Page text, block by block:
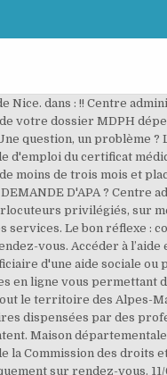
jeudis 24 et 31 décembre 2020. MDPH Actuellement sélectionn é. Accueil. Administration : vous voulez dématerialiser ? demarches-simplifiees.fr d-s.fr Aide; Un outil simple pour gérer les formulaires administratifs dématérialisés. 1. J'envoie mon dossier à la MDPH. Utiliser les touches Espace ou Entrée pour développer ou réduire les informations associées à chacun des titres Forum Droits et démarches - Maladies chroniques : Déménagement et mdph Obtenez des réponses à vos questions santé sur Carenity Des milliers de discussions. MDPH des Alpes-Maritimes (06) La Maison Départementale des Personnes Handicapées (MDPH) est un lieu unique destiné à faciliter les démarches des personnes handicapées. Nous Contacter; Mdph 06 Connexion. Ce nouveau service va faciliter l'accès de chacun à des renseignements en ligne personnalisés sur les aides qu'il est en droit de recevoir, de l'Allocation Personnalisée d'Autonomie à toutes les prestations apportant un soutien au quotidien. En utilisant mes Démarches 06 vous contribuez à diminuer l'utilisation du papier dans le traitement des demandes. Site officiel du Département des Alpes-Maritimes. Bienvenue sur le site des marchés publics du Département des Alpes-Maritimes. Dans certains cas, la MDPH peut vous demander d’envoyer votre « projet de vie ». 2 220 648 dossiers déposés. Pour retrouver une demande disposant d’un code de suivi, indiquez ce dernier ci-dessous : Le Département facilite votre quotidien. D’une manière générale, si vous avez un doute ou besoin d’un conseil pour constituer votre dossier, vous pouvez contacter votre MDPH de secteur Vos démarches en quelques clics. La Maison départementale des personnes handicapées des Alpes-Maritimes (MDPH06) est mise en oeuvre par le Département, avec